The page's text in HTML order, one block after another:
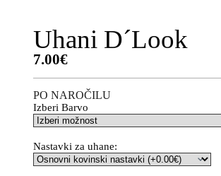
Uhani D´Look
7.00€
PO NAROČILU
Izberi Barvo
Nastavki za uhane: